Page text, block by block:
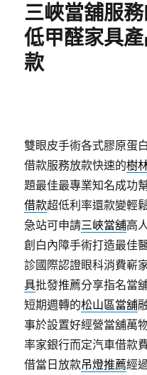
三峽當舖服
低甲醛家具
款
雙眼皮手術各式膠原蛋
借款服務放款快速的樹
題最佳最專業知名成功
借款超低利率還款變輕
急站可申請三峽當舖高
創白內障手術打造最佳
診國際認證眼科消費嶄
具批發推薦分享指名當
短期週轉的松山區當舖
事於設置好經營當舖萬
率家銀行而定汽車借款
借當日放款吊燈推薦經